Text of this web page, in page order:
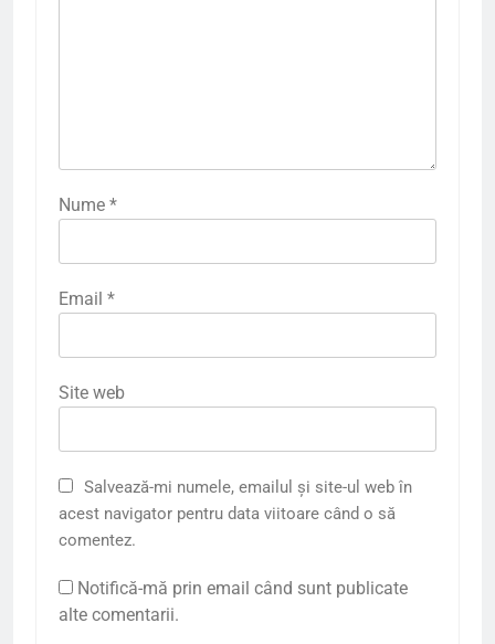
Nume *
Email *
Site web
Salvează-mi numele, emailul și site-ul web în
acest navigator pentru data viitoare când o să
comentez.
Notifică-mă prin email când sunt publicate
alte comentarii.